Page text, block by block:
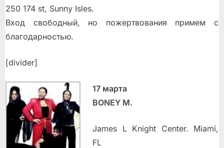
250 174 st, Sunny Isles.
Вход свободный, но пожертвования примем с
благодарностью.
[divider]
17 марта
BONEY M.
James L Knight Center. Miami,
FL